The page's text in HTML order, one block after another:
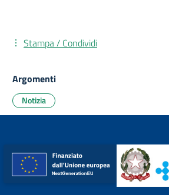
Stampa / Condividi
Argomenti
Notizia